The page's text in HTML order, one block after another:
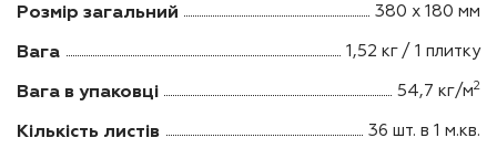
Розмір загальний 380 х 180 мм
Вага 1,52 кг / 1 плитку
Вага в упаковці 54,7 кг/м2
Кількість листів 36 шт. в 1 м.кв.